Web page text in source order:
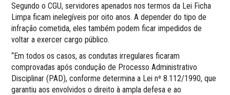
Segundo o CGU, servidores apenados nos termos da Lei Ficha
Limpa ficam inelegíveis por oito anos. A depender do tipo de
infração cometida, eles também podem ficar impedidos de
voltar a exercer cargo público.
“Em todos os casos, as condutas irregulares ficaram
comprovadas após condução de Processo Administrativo
Disciplinar (PAD), conforme determina a Lei nº 8.112/1990, que
garantiu aos envolvidos o direito à ampla defesa e ao